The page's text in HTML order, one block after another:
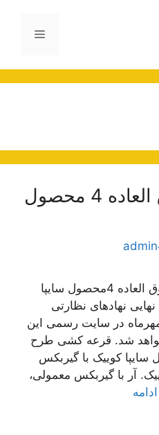
فهرست
طرح فروش فوق العاده 4 محصول
قرعه کشی طرح فروش فوق العاده 4محصول سایپا
نهاد‌های نظارتی
دوم مهرماه در سایت رسمی این
شد. قرعه کشی طرح
4محصول سایپا کوییک با گیربکس
آر با گیربکس معمولی،
ادامه